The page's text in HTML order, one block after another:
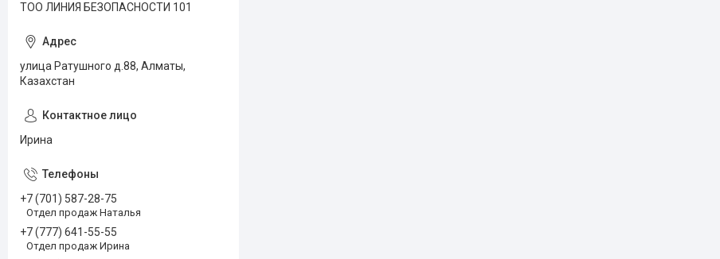
ТОО ЛИНИЯ БЕЗОПАСНОСТИ 101
улица Ратушного д.88, Алматы,
Казахстан
Ирина
+7 (701) 587-28-75
Отдел продаж Наталья
+7 (777) 641-55-55
Отдел продаж Ирина